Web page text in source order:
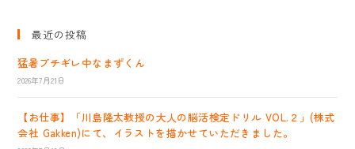
最近の投稿
猛暑ブチギレ中なまずくん
2026年7月21日
【お仕事】「川島隆太教授の大人の脳活検定ドリル VOL.２」(株式
会社 Gakken)にて、イラストを描かせていただきました。